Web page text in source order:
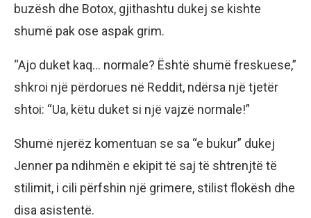
buzësh dhe Botox, gjithashtu dukej se kishte
shumë pak ose aspak grim.
“Ajo duket kaq… normale? Është shumë freskuese,”
shkroi një përdorues në Reddit, ndërsa një tjetër
shtoi: “Ua, këtu duket si një vajzë normale!”
Shumë njerëz komentuan se sa “e bukur” dukej
Jenner pa ndihmën e ekipit të saj të shtrenjtë të
stilimit, i cili përfshin një grimere, stilist flokësh dhe
disa asistentë.